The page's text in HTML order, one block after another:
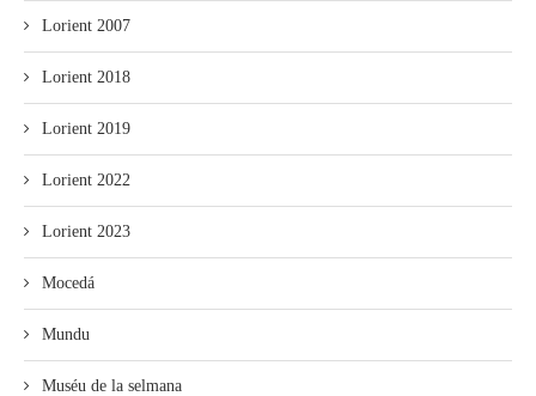
Lorient 2007
Lorient 2018
Lorient 2019
Lorient 2022
Lorient 2023
Mocedá
Mundu
Muséu de la selmana